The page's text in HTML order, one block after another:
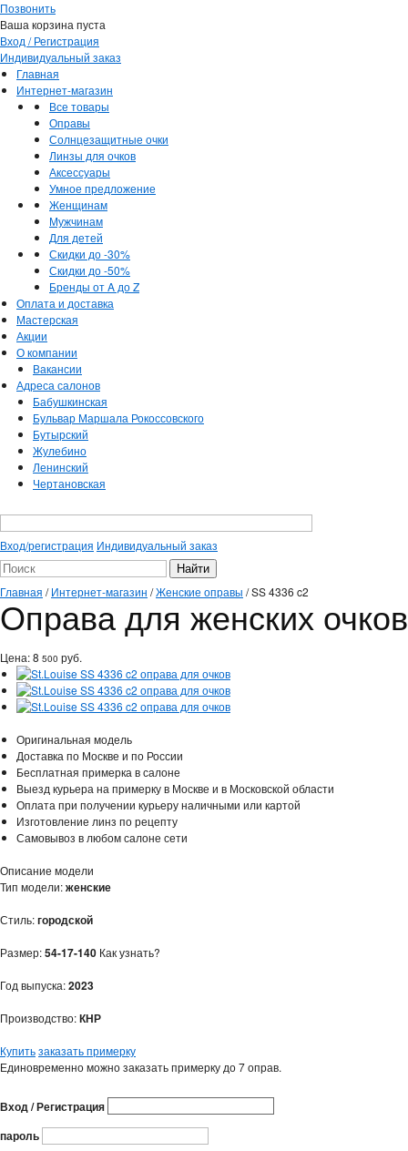
Позвонить
Ваша корзина пуста
Вход / Регистрация
Индивидуальный заказ
Главная
Интернет-магазин
Все товары
Оправы
Солнцезащитные очки
Линзы для очков
Аксессуары
Умное предложение
Женщинам
Мужчинам
Для детей
Скидки до -30%
Скидки до -50%
Бренды от A до Z
Оплата и доставка
Мастерская
Акции
О компании
Вакансии
Адреса салонов
Бабушкинская
Бульвар Маршала Рокоссовского
Бутырский
Жулебино
Ленинский
Чертановская
Вход/регистрация Индивидуальный заказ
Главная /Интернет-магазин /Женские оправы /SS 4336 c2
Оправа для женских
Цена:8 500 руб.
Оригинальная модель
Доставка по Москве и по России
Бесплатная примерка в салоне
Выезд курьера на примерку в Москве и в Московской области
Оплата при получении курьеру наличными или картой
Изготовление линз по рецепту
Самовывоз в любом салоне сети
Описание модели
Тип модели:женские
Стиль:городской
Размер:54-17-140 Как узнать?
Год выпуска:2023
Производство:КНР
Купитьзаказать примерку
Единовременно можно заказать примерку до 7 оправ.
Вход / Регистрация
пароль